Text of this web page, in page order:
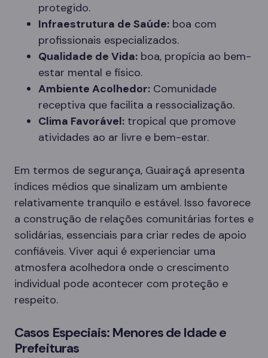
protegido.
Infraestrutura de Saúde: boa com
profissionais especializados.
Qualidade de Vida: boa, propícia ao bem-
estar mental e físico.
Ambiente Acolhedor: Comunidade
receptiva que facilita a ressocialização.
Clima Favorável: tropical que promove
atividades ao ar livre e bem-estar.
Em termos de segurança, Guairaçá apresenta
índices médios que sinalizam um ambiente
relativamente tranquilo e estável. Isso favorece
a construção de relações comunitárias fortes e
solidárias, essenciais para criar redes de apoio
confiáveis. Viver aqui é experienciar uma
atmosfera acolhedora onde o crescimento
individual pode acontecer com proteção e
respeito.
Casos Especiais: Menores de Idade e
Prefeituras